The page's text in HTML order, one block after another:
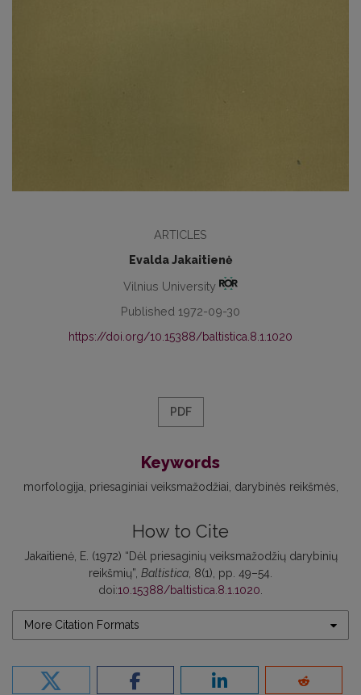
ARTICLES
Evalda Jakaitienė
Vilnius University
Published 1972-09-30
https://doi.org/10.15388/baltistica.8.1.1020
PDF
Keywords
morfologija priesaginiai veiksmažodžiai darybinės reikšmės
How to Cite
Jakaitienė, E. (1972) “Dėl priesaginių veiksmažodžių darybinių
reikšmių”, Baltistica, 8(1), pp. 49–54.
doi:10.15388/baltistica.8.1.1020.
More Citation Formats